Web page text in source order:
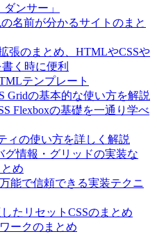
ンサー」
名前が分かるサイトのまと
張のまとめ、HTMLやCSSや
く時に便利
テンプレート
Gridの基本的な使い方を解説
Flexboxの基礎を一通り学べ
ィの使い方を詳しく解説
グ情報・グリッドの実装な
め
能で信頼できる実装テクニ
たリセットCSSのまとめ
ークのまとめ